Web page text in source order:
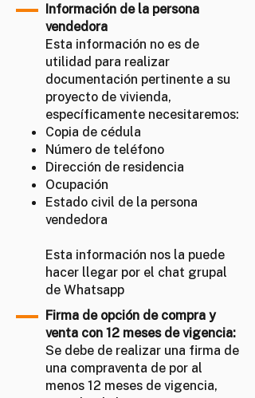
Información de la persona
vendedora
Esta información no es de
utilidad para realizar
documentación pertinente a su
proyecto de vivienda,
específicamente necesitaremos:
Copia de cédula
Número de teléfono
Dirección de residencia
Ocupación
Estado civil de la persona
vendedora
Esta información nos la puede
hacer llegar por el chat grupal
de Whatsapp
Firma de opción de compra y
venta con 12 meses de vigencia:
Se debe de realizar una firma de
una compraventa de por al
menos 12 meses de vigencia,